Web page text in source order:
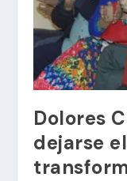
Dolores
dejarse